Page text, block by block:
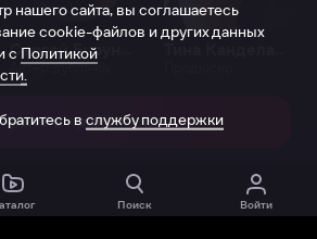
Актёр дубляжа
в приложении
Поиск Войти
нашего сайта, вы соглашаетесь
cookie-файлов и других данных
с Политикой
в службу поддержки